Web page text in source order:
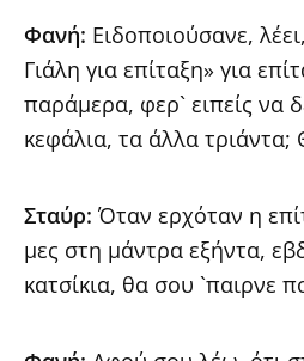
Φανή: Ειδοποιούσανε,
Γιάλη για επίταξη» για
παράμερα, φερ` ειπείς να
κεφάλια, τα άλλα
Σταύρ: Όταν ερχόταν η
μες στη μάντρα εξήντα,
κατσίκια, θα σου `παιρνε